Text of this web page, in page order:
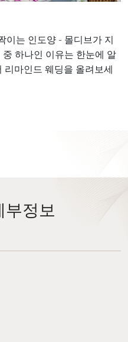
이는 인도양 - 몰디브가 지
하나인 이유는 한눈에 알
마인드 웨딩을 올려보세
부정보